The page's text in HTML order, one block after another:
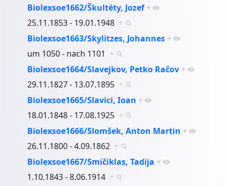
Biolexsoe1662/Škultéty, Jozef +
25.11.1853 - 19.01.1948 +
Biolexsoe1663/Skylitzes, Johannes +
um 1050 - nach 1101 +
Biolexsoe1664/Slavejkov, Petko Račov +
29.11.1827 - 13.07.1895 +
Biolexsoe1665/Slavici, Ioan +
18.01.1848 - 17.08.1925 +
Biolexsoe1666/Slomšek, Anton Martin +
26.11.1800 - 4.09.1862 +
Biolexsoe1667/Smičiklas, Tadija +
1.10.1843 - 8.06.1914 +